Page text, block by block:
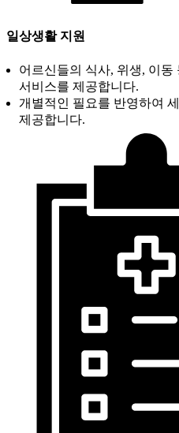
일상생활 지원
어르신들의 식사, 위생, 이동
서비스를 제공합니다.
개별적인 필요를 반영하여
제공합니다.